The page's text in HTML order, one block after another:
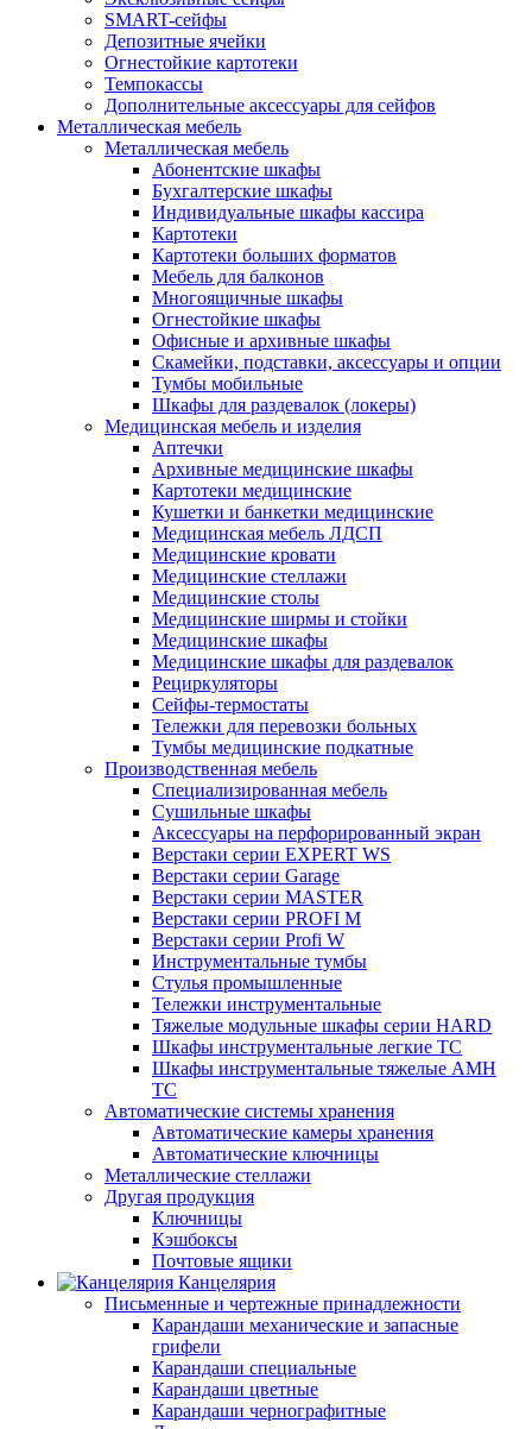
SMART-сейфы
Депозитные ячейки
Огнестойкие картотеки
Темпокассы
Дополнительные аксессуары для сейфов
Металлическая мебель
Металлическая мебель
Абонентские шкафы
Бухгалтерские шкафы
Индивидуальные шкафы кассира
Картотеки
Картотеки больших форматов
Мебель для балконов
Многоящичные шкафы
Огнестойкие шкафы
Офисные и архивные шкафы
Скамейки, подставки, аксессуары и опции
Тумбы мобильные
Шкафы для раздевалок (локеры)
Медицинская мебель и изделия
Аптечки
Архивные медицинские шкафы
Картотеки медицинские
Кушетки и банкетки медицинские
Медицинская мебель ЛДСП
Медицинские кровати
Медицинские стеллажи
Медицинские столы
Медицинские ширмы и стойки
Медицинские шкафы
Медицинские шкафы для раздевалок
Рециркуляторы
Сейфы-термостаты
Тележки для перевозки больных
Тумбы медицинские подкатные
Производственная мебель
Cпециализированная мебель
Cушильные шкафы
Аксессуары на перфорированный экран
Верстаки серии EXPERT WS
Верстаки серии Garage
Верстаки серии MASTER
Верстаки серии PROFI M
Верстаки серии Profi W
Инструментальные тумбы
Стулья промышленные
Тележки инструментальные
Тяжелые модульные шкафы серии HARD
Шкафы инструментальные легкие ТС
Шкафы инструментальные тяжелые AMH
TC
Автоматические системы хранения
Автоматические камеры хранения
Автоматические ключницы
Металлические стеллажи
Другая продукция
Ключницы
Кэшбоксы
Почтовые ящики
Канцелярия
Письменные и чертежные принадлежности
Карандаши механические и запасные
грифели
Карандаши специальные
Карандаши цветные
Карандаши чернографитные